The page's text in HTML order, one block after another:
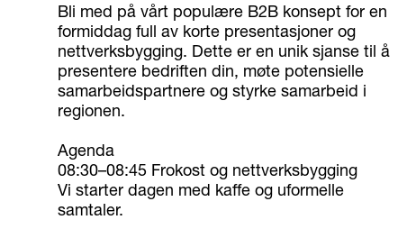
Bli med på vårt populære B2B konsept for en
formiddag full av korte presentasjoner og
nettverksbygging. Dette er en unik sjanse til å
presentere bedriften din, møte potensielle
samarbeidspartnere og styrke samarbeid i
regionen.
Agenda
08:30–08:45 Frokost og nettverksbygging
Vi starter dagen med kaffe og uformelle
samtaler.